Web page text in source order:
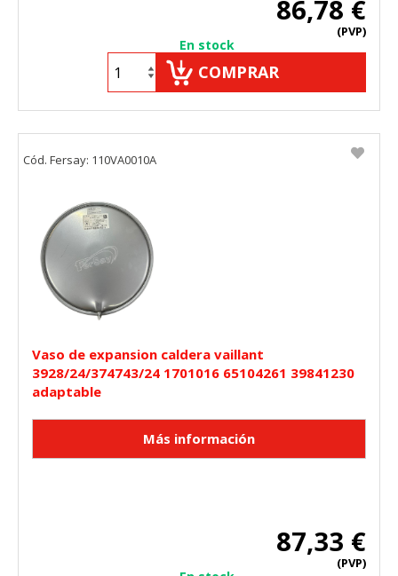
86,78 €
(PVP)
En stock
COMPRAR
Vaso de expansion caldera vaillant
3928/24/374743/24 1701016 65104261 39841230
adaptable
87,33 €
(PVP)
Cód. Fersay: 110VA0010A